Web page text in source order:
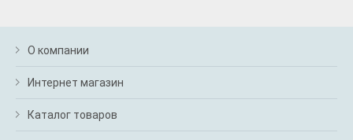
О компании
Интернет магазин
Каталог товаров